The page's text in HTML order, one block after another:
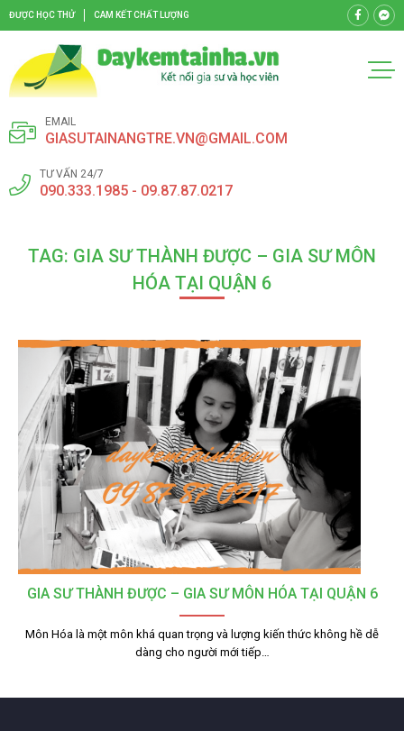
ĐƯỢC HỌC THỬ CAM KẾT CHẤT LƯỢNG
EMAIL
GIASUTAINANGTRE.VN@GMAIL.COM
TƯ VẤN 24/7
090.333.1985 - 09.87.87.0217
TAG: GIA SƯ THÀNH ĐƯỢC – GIA SƯ MÔN
HÓA TẠI QUẬN 6
GIA SƯ THÀNH ĐƯỢC – GIA SƯ MÔN HÓA TẠI QUẬN 6
Môn Hóa là một môn khá quan trọng và lượng kiến thức không hề dễ
dàng cho người mới tiếp…